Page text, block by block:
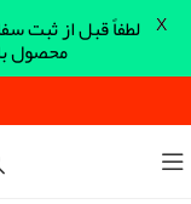
لطفاً قبل از ثبت
محصول
X